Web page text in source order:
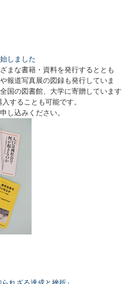
しました
まな書籍・資料を発行するととも
報道写真展の図録も発行していま
国の図書館、大学に寄贈しています
することも可能です。
し込みください。